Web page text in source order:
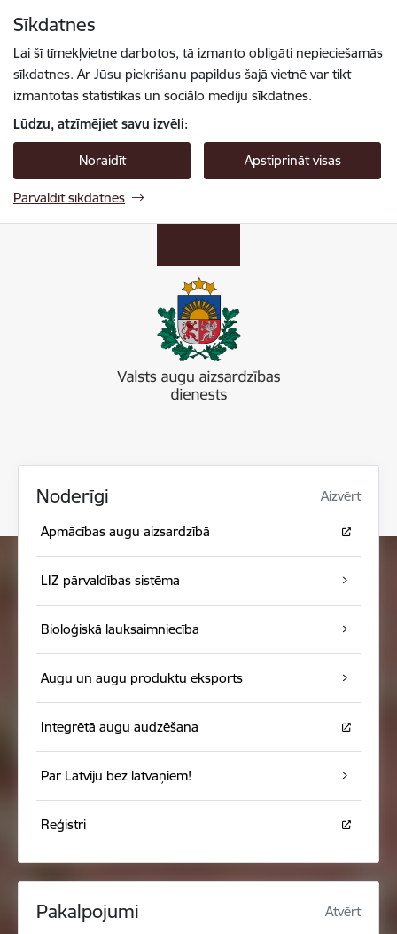
Sīkdatnes
Lai šī tīmekļvietne darbotos, tā izmanto obligāti nepieciešamās
sīkdatnes. Ar Jūsu piekrišanu papildus šajā vietnē var tikt
izmantotas statistikas un sociālo mediju sīkdatnes.
Lūdzu, atzīmējiet savu izvēli:
Noraidīt Apstiprināt visas
Pārvaldīt sīkdatnes
Noderīgi Aizvērt
Apmācības augu aizsardzībā
LIZ pārvaldības sistēma
Bioloģiskā lauksaimniecība
Augu un augu produktu eksports
Integrētā augu audzēšana
Par Latviju bez latvāņiem!
Reģistri
Pakalpojumi Atvērt